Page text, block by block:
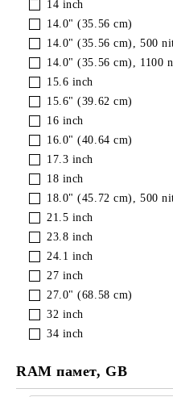
RAM памет за
Твърди дискове
чекмеджета
SSD дискове –
Звукови карти
Термо пасти и
Алкални и литиеви
14 inch
14.0" (35.56 cm)
14.0" (35.56 cm), 500
14.0" (35.56 cm), 1100
15.6 inch
15.6" (39.62 cm)
16 inch
16.0" (40.64 cm)
17.3 inch
18 inch
18.0" (45.72 cm), 500
21.5 inch
23.8 inch
24.1 inch
27 inch
27.0" (68.58 cm)
32 inch
34 inch
RAM памет, GB